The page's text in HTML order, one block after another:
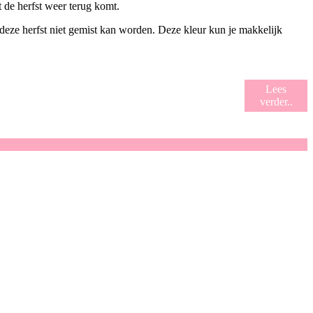
herfst weer terug komt.
herfst niet gemist kan worden. Deze kleur kun je makkelijk
Lees
verder..